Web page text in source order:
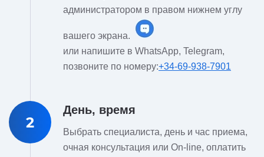
администратором в правом нижнем углу
вашего экрана.
или напишите в WhatsApp, Telegram,
позвоните по номеру:+34-69-938-7901
2
День, время
Выбрать специалиста, день и час приема,
очная консультация или On-line, оплатить